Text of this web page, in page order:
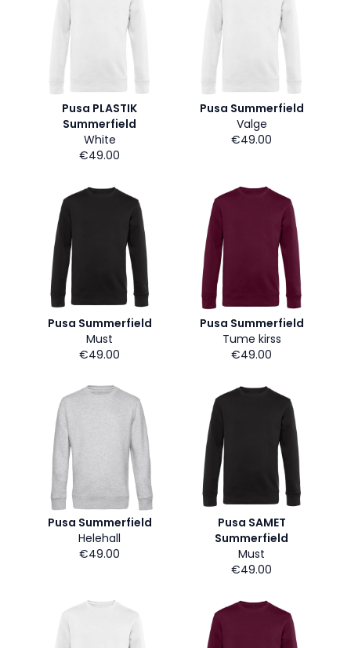
Pusa PLASTIK
Summerfield
White
€49.00
Pusa Summerfield
Valge
€49.00
Pusa Summerfield
Must
€49.00
Pusa Summerfield
Tume kirss
€49.00
Pusa Summerfield
Helehall
€49.00
Pusa SAMET
Summerfield
Must
€49.00